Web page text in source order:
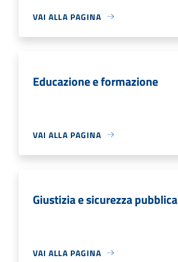
VAI ALLA PAGINA
Educazione e formazione
VAI ALLA PAGINA
Giustizia e sicurezza pubblica
VAI ALLA PAGINA